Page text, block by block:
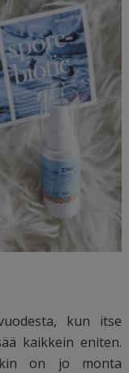
kun itse
kaikkein eniten.
on jo monta